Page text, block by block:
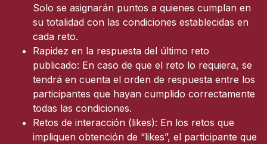
Solo se asignarán puntos a quienes cumplan en
su totalidad con las condiciones establecidas en
cada reto.
Rapidez en la respuesta del último reto
publicado: En caso de que el reto lo requiera, se
tendrá en cuenta el orden de respuesta entre los
participantes que hayan cumplido correctamente
todas las condiciones.
Retos de interacción (likes): En los retos que
impliquen obtención de “likes”, el participante que